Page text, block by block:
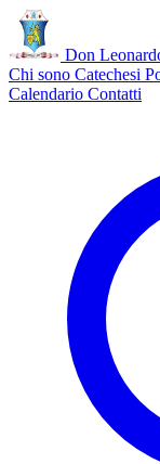
Don
Chi sono Catechesi
Calendario Contatti